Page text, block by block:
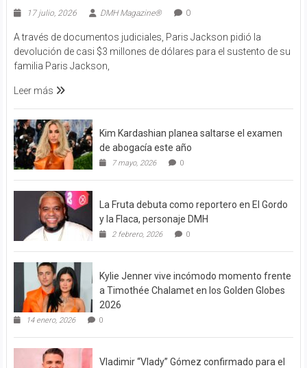
17 julio, 2026 DMH Magazine® 0
A través de documentos judiciales, Paris Jackson pidió la
devolución de casi $3 millones de dólares para el sustento de su
familia Paris Jackson,
Leer más
Kim Kardashian planea saltarse el examen
de abogacía este año
7 mayo, 2026 0
La Fruta debuta como reportero en El Gordo
y la Flaca, personaje DMH
2 febrero, 2026 0
Kylie Jenner vive incómodo momento frente
a Timothée Chalamet en los Golden Globes
2026
14 enero, 2026 0
Vladimir “Vlady” Gómez confirmado para el